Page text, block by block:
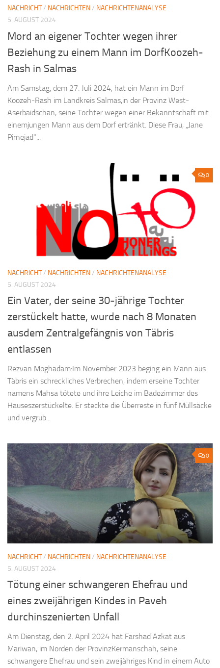
NACHRICHT/ NACHRICHTEN/ NACHRICHTENANALYSE
5. AUGUST 2024
Mord an eigener Tochter wegen ihrer
Beziehung zu einem Mann im DorfKoozeh-
Rash in Salmas
Am Samstag, dem 27. Juli 2024, hat ein Mann im Dorf
Koozeh-Rash im Landkreis Salmas,in der Provinz West-
Aserbaidschan, seine Tochter wegen einer Bekanntschaft mit
einemjungen Mann aus dem Dorf ertränkt. Diese Frau, „Jane
Pirnejad“...
0
NACHRICHT/ NACHRICHTEN/ NACHRICHTENANALYSE
5. AUGUST 2024
Ein Vater, der seine 30-jährige Tochter
zerstückelt hatte, wurde nach 8 Monaten
ausdem Zentralgefängnis von Täbris
entlassen
Rezvan Moghadam:Im November 2023 beging ein Mann aus
Täbris ein schreckliches Verbrechen, indem erseine Tochter
namens Mahsa tötete und ihre Leiche im Badezimmer des
Hauseszerstückelte. Er steckte die Überreste in fünf Müllsäcke
und vergrub...
0
NACHRICHT/ NACHRICHTEN/ NACHRICHTENANALYSE
5. AUGUST 2024
Tötung einer schwangeren Ehefrau und
eines zweijährigen Kindes in Paveh
durchinszenierten Unfall
Am Dienstag, den 2. April 2024 hat Farshad Azkat aus
Mariwan, im Norden der ProvinzKermanschah, seine
schwangere Ehefrau und sein zweijähriges Kind in einem Auto